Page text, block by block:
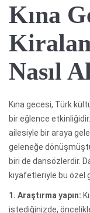
Kına
Nasıl
Kına gecesi, Türk
bir eğlence
ailesiyle bir araya
geleneğe
biri de dansözlerdir.
kıyafetleriyle bu özel
1. Araştırma yapın:
istediğinizde,